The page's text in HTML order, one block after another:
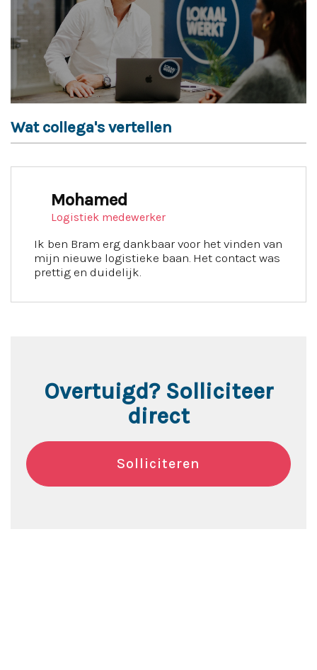
Wat collega's vertellen
Mohamed
Logistiek medewerker
Ik ben Bram erg dankbaar voor het vinden van
mijn nieuwe logistieke baan. Het contact was
prettig en duidelijk.
Overtuigd? Solliciteer
direct
Solliciteren